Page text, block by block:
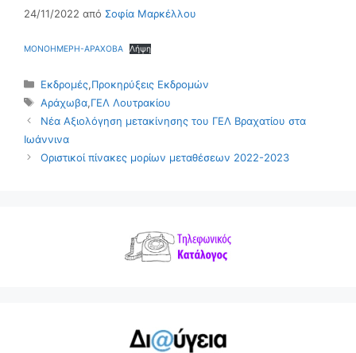
24/11/2022 από Σοφία Μαρκέλλου
ΜΟΝΟΗΜΕΡΗ-ΑΡΑΧΟΒΑ Λήψη
Κατηγορίες
Εκδρομές,Προκηρύξεις Εκδρομών
Ετικέτες
Αράχωβα,ΓΕΛ Λουτρακίου
Νέα Αξιολόγηση μετακίνησης του ΓΕΛ Βραχατίου στα
Ιωάννινα
Οριστικοί πίνακες μορίων μεταθέσεων 2022-2023